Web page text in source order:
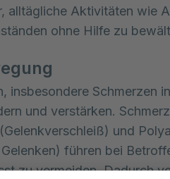
alltägliche Aktivitäten wie
ohne Hilfe zu
insbesondere Schmerzen
und verstärken.
und
führen bei
zu vermeiden. Dadurch